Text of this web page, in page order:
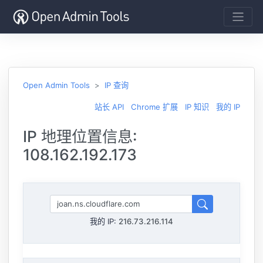
Open Admin Tools IP 查询
站长 API Chrome 扩展 IP 知识 我的 IP
IP 地理位置信息:
108.162.192.173
我的 IP: 216.73.216.114